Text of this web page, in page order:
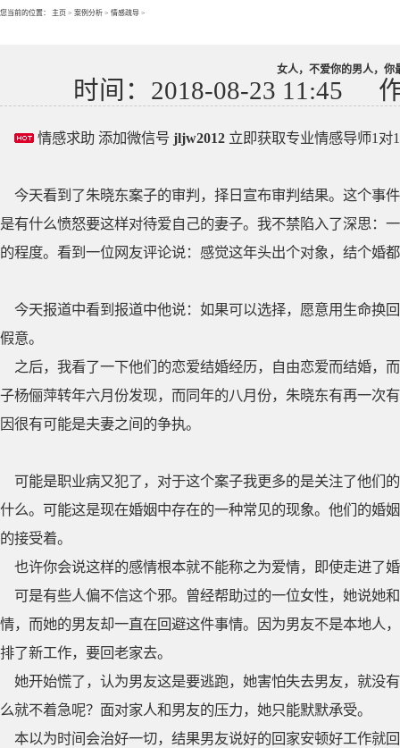
您当前的位置： 主页 > 案例分析 > 情感疏导 >
女人，不爱你的男人，你
时间：2018-08-23 11:45
情感求助 添加微信号 jljw2012 立即获取专业情感导师1对
今天看到了朱晓东案子的审判，择日宣布审判结果。这个事
是有什么愤怒要这样对待爱自己的妻子。我不禁陷入了深思：
的程度。看到一位网友评论说：感觉这年头出个对象，结个婚
今天报道中看到报道中他说：如果可以选择，愿意用生命换
假意。
之后，我看了一下他们的恋爱结婚经历，自由恋爱而结婚，
子杨俪萍转年六月份发现，而同年的八月份，朱晓东有再一次
因很有可能是夫妻之间的争执。
可能是职业病又犯了，对于这个案子我更多的是关注了他们
什么。可能这是现在婚姻中存在的一种常见的现象。他们的婚
的接受着。
也许你会说这样的感情根本就不能称之为爱情，即使走进了
可是有些人偏不信这个邪。曾经帮助过的一位女性，她说她
情，而她的男友却一直在回避这件事情。因为男友不是本地人
排了新工作，要回老家去。
她开始慌了，认为男友这是要逃跑，她害怕失去男友，就没
么就不着急呢？面对家人和男友的压力，她只能默默承受。
本以为时间会治好一切，结果男友说好的回家安顿好工作就